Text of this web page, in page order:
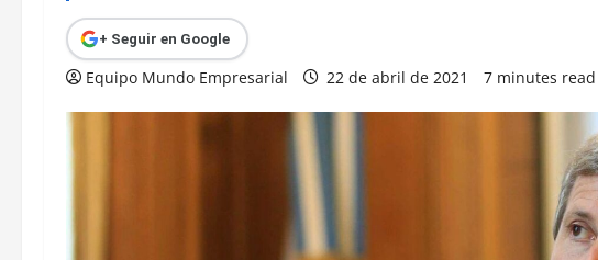
+ Seguir en Google
Equipo Mundo Empresarial 22 de abril de 2021 7 minutes read